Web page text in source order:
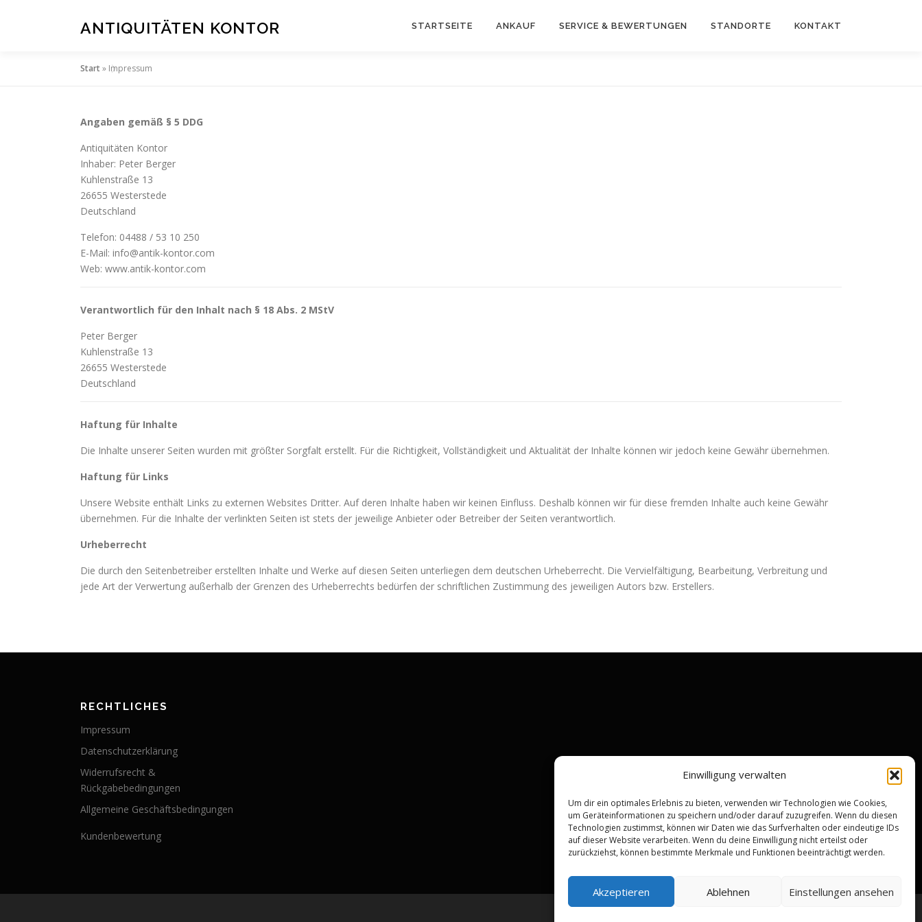
Einwilligung verwalten
Um dir ein optimales Erlebnis zu bieten, verwenden wir Technologien wie Cookies,
um Geräteinformationen zu speichern und/oder darauf zuzugreifen. Wenn du diesen
Technologien zustimmst, können wir Daten wie das Surfverhalten oder eindeutige IDs
auf dieser Website verarbeiten. Wenn du deine Einwilligung nicht erteilst oder
zurückziehst, können bestimmte Merkmale und Funktionen beeinträchtigt werden.
Akzeptieren Ablehnen Einstellungen ansehen
ANTIQUITÄTEN KONTOR STARTSEITE ANKAUF SERVICE & BEWERTUNGEN STANDORTE KONTAKT
Start» Impressum
Angaben gemäß § 5 DDG
Antiquitäten Kontor
Inhaber: Peter Berger
Kuhlenstraße 13
26655 Westerstede
Deutschland
Telefon: 04488 / 53 10 250
E-Mail: info@antik-kontor.com
Web: www.antik-kontor.com
Verantwortlich für den Inhalt nach § 18 Abs. 2 MStV
Peter Berger
Kuhlenstraße 13
26655 Westerstede
Deutschland
Haftung für Inhalte
Die Inhalte unserer Seiten wurden mit größter Sorgfalt erstellt. Für die Richtigkeit, Vollständigkeit und Aktualität der Inhalte können wir jedoch keine Gewähr übernehmen.
Haftung für Links
Unsere Website enthält Links zu externen Websites Dritter. Auf deren Inhalte haben wir keinen Einfluss. Deshalb können wir für diese fremden Inhalte auch keine Gewähr
übernehmen. Für die Inhalte der verlinkten Seiten ist stets der jeweilige Anbieter oder Betreiber der Seiten verantwortlich.
Urheberrecht
Die durch den Seitenbetreiber erstellten Inhalte und Werke auf diesen Seiten unterliegen dem deutschen Urheberrecht. Die Vervielfältigung, Bearbeitung, Verbreitung und
jede Art der Verwertung außerhalb der Grenzen des Urheberrechts bedürfen der schriftlichen Zustimmung des jeweiligen Autors bzw. Erstellers.
RECHTLICHES
Impressum
Datenschutzerklärung
Widerrufsrecht &
Rückgabebedingungen
Allgemeine Geschäftsbedingungen
Kundenbewertung